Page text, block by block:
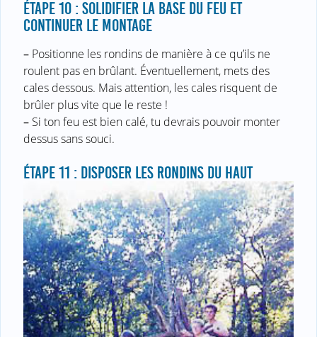
ÉTAPE 10 : SOLIDIFIER LA BASE DU FEU ET
CONTINUER LE MONTAGE
– Positionne les rondins de manière à ce qu’ils ne
roulent pas en brûlant. Éventuellement, mets des
cales dessous. Mais attention, les cales risquent de
brûler plus vite que le reste !
– Si ton feu est bien calé, tu devrais pouvoir monter
dessus sans souci.
ÉTAPE 11 : DISPOSER LES RONDINS DU HAUT